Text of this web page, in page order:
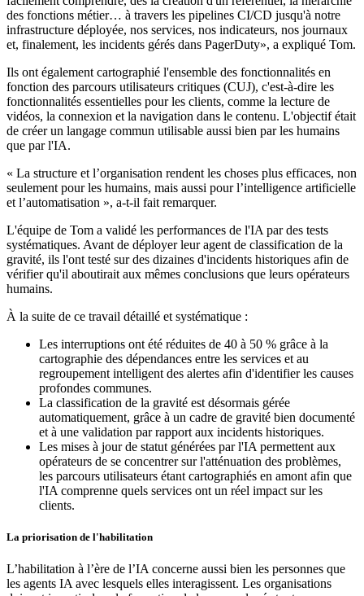
des fonctions métier… à travers les pipelines CI/CD jusqu'à notre
infrastructure déployée, nos services, nos indicateurs, nos journaux
et, finalement, les incidents gérés dans PagerDuty», a expliqué Tom.
Ils ont également cartographié l'ensemble des fonctionnalités en
fonction des parcours utilisateurs critiques (CUJ), c'est-à-dire les
fonctionnalités essentielles pour les clients, comme la lecture de
vidéos, la connexion et la navigation dans le contenu. L'objectif était
de créer un langage commun utilisable aussi bien par les humains
que par l'IA.
« La structure et l’organisation rendent les choses plus efficaces, non
seulement pour les humains, mais aussi pour l’intelligence artificielle
et l’automatisation », a-t-il fait remarquer.
L'équipe de Tom a validé les performances de l'IA par des tests
systématiques. Avant de déployer leur agent de classification de la
gravité, ils l'ont testé sur des dizaines d'incidents historiques afin de
vérifier qu'il aboutirait aux mêmes conclusions que leurs opérateurs
humains.
À la suite de ce travail détaillé et systématique :
Les interruptions ont été réduites de 40 à 50 % grâce à la
cartographie des dépendances entre les services et au
regroupement intelligent des alertes afin d'identifier les causes
profondes communes.
La classification de la gravité est désormais gérée
automatiquement, grâce à un cadre de gravité bien documenté
et à une validation par rapport aux incidents historiques.
Les mises à jour de statut générées par l'IA permettent aux
opérateurs de se concentrer sur l'atténuation des problèmes,
les parcours utilisateurs étant cartographiés en amont afin que
l'IA comprenne quels services ont un réel impact sur les
clients.
La priorisation de l'habilitation
L’habilitation à l’ère de l’IA concerne aussi bien les personnes que
les agents IA avec lesquels elles interagissent. Les organisations